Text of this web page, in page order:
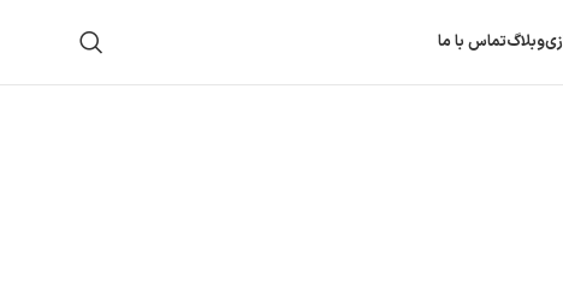
وبلاگتماس با ما